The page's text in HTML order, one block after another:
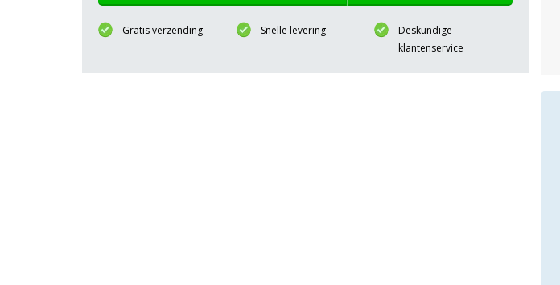
Gratis verzending Snelle levering
Deskundige
klantenservice